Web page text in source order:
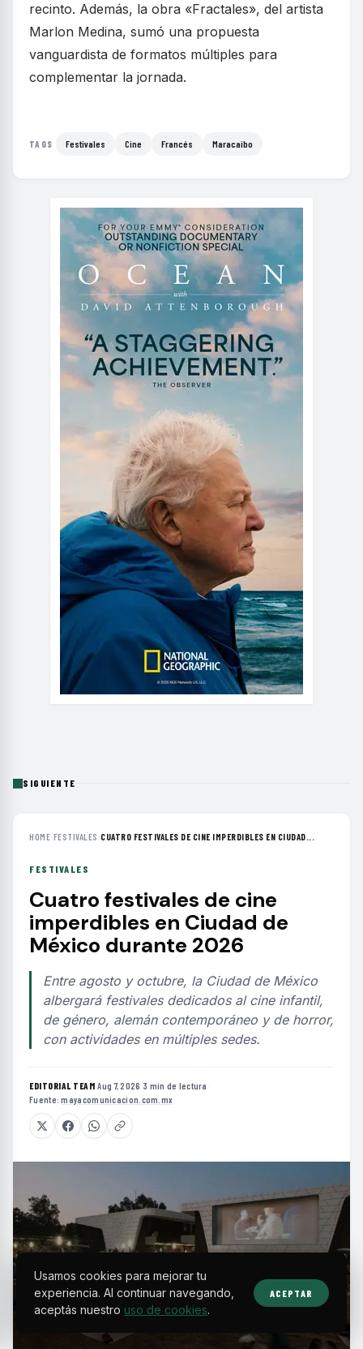
recinto. Además, la obra «Fractales», del artista
Marlon Medina, sumó una propuesta
vanguardista de formatos múltiples para
complementar la jornada.
TAGS Festivales Cine Francés Maracaibo
SIGUIENTE
HOME›FESTIVALES ›CUATRO FESTIVALES DE CINE IMPERDIBLES EN CIUDAD...
FESTIVALES
Cuatro festivales de cine
imperdibles en Ciudad de
México durante 2026
Entre agosto y octubre, la Ciudad de México
albergará festivales dedicados al cine infantil,
de género, alemán contemporáneo y de horror,
con actividades en múltiples sedes.
EDITORIAL TEAM·Aug 7, 2026 ·3 min de lectura ·
Fuente:mayacomunicacion.com.mx
Usamos cookies para mejorar tu
experiencia. Al continuar navegando,
aceptás nuestro uso de cookies.
ACEPTAR